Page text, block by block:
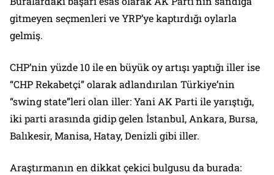
gitmeyen seçmenleri ve YRP’ye kaptırdığı oylarla
gelmiş.
CHP’nin yüzde 10 ile en büyük oy artışı yaptığı iller ise
“CHP Rekabetçi” olarak adlandırılan Türkiye’nin
“swing state”leri olan iller: Yani AK Parti ile yarıştığı,
iki parti arasında gidip gelen İstanbul, Ankara, Bursa,
Balıkesir, Manisa, Hatay, Denizli gibi iller.
Araştırmanın en dikkat çekici bulgusu da burada: